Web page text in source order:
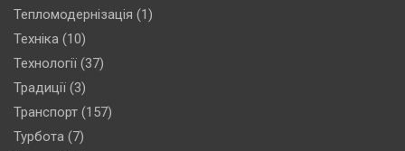
Тепломодернізація (1)
Техніка (10)
Технології (37)
Традиції (3)
Транспорт (157)
Турбота (7)